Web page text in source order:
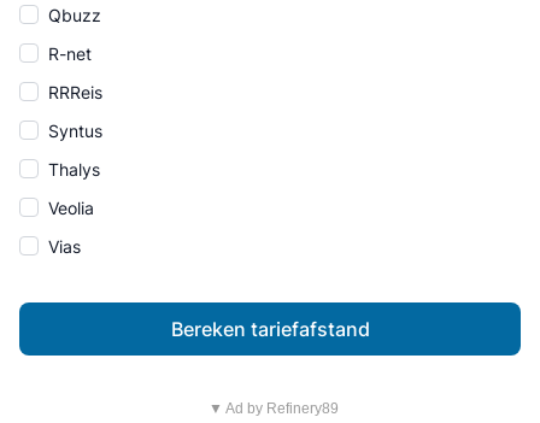
Qbuzz
R-net
RRReis
Syntus
Thalys
Veolia
Vias
Bereken tariefafstand
▼ Ad by Refinery89